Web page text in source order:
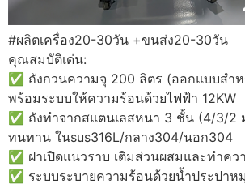
#ผลิตเครื่อง20-30วัน +ขนส่ง20-30วัน
คุณสมบัติเด่น:
✅ ถังกวนความจุ 200 ลิตร (ออกแบบสำ
พร้อมระบบให้ความร้อนด้วยไฟฟ้า 12KW
✅ ถังทำจากสแตนเลสหนา 3 ชั้น (4/3/2
ทนทาน ในsus316L/กลาง304/นอก304
✅ ฝาเปิดแนวราบ เติมส่วนผสมและทำคว
✅ ระบบระบายความร้อนด้วยน้ำประปาห